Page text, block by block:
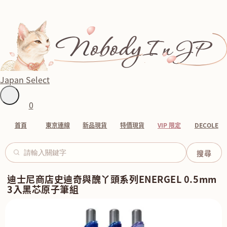
Japan Select
0
首頁 東京連線 新品現貨 特價現貨 VIP 限定 DECOLE
迪士尼商店史迪奇與醜丫頭系列ENERGEL 0.5mm
3入黑芯原子筆組